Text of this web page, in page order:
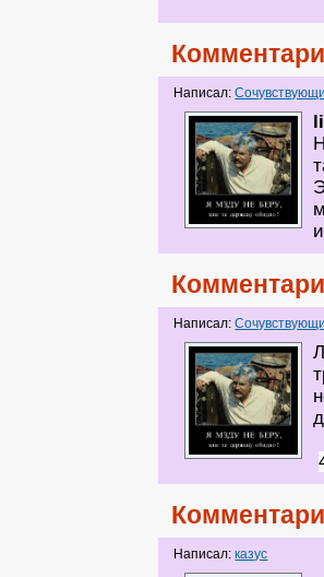
Написал:
Написал:
Написал:казус